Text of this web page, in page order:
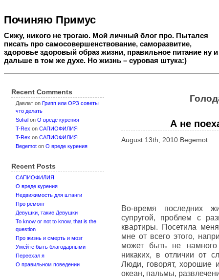
Починяю Примус
Сижу, никого не трогаю. Мой личный блог про. Пытался
писать про самосовершенствование, саморазвитие,
здоровье здоровый образ жизни, правильное питание ну и
дальше в том же духе. Но жизнь – суровая штука:)
Recent Comments
Давлат on Грипп или ОРЗ советы
что делать
Sofial on О вреде курения
T-Rex on САПИОФИЛИЯ
T-Rex on САПИОФИЛИЯ
Begemot on О вреде курения
Recent Posts
САПИОФИЛИЯ
О вреде курения
Недвижимость для штанги
Про ремонт
Девушки, такие Девушки
To know or not to know, that is the
question
Про жизнь и смерть и мозг
Умейте быть благодарными
Переехал я
О правильном поведении
А не
August 13th, 2010 Begemot
Во-время последних
супругой, проблем с
квартиры. Посетила
мне от всего этого,
может быть не
никаких, в отличии от
Люди, говорят, хорошие
океан, пальмы,